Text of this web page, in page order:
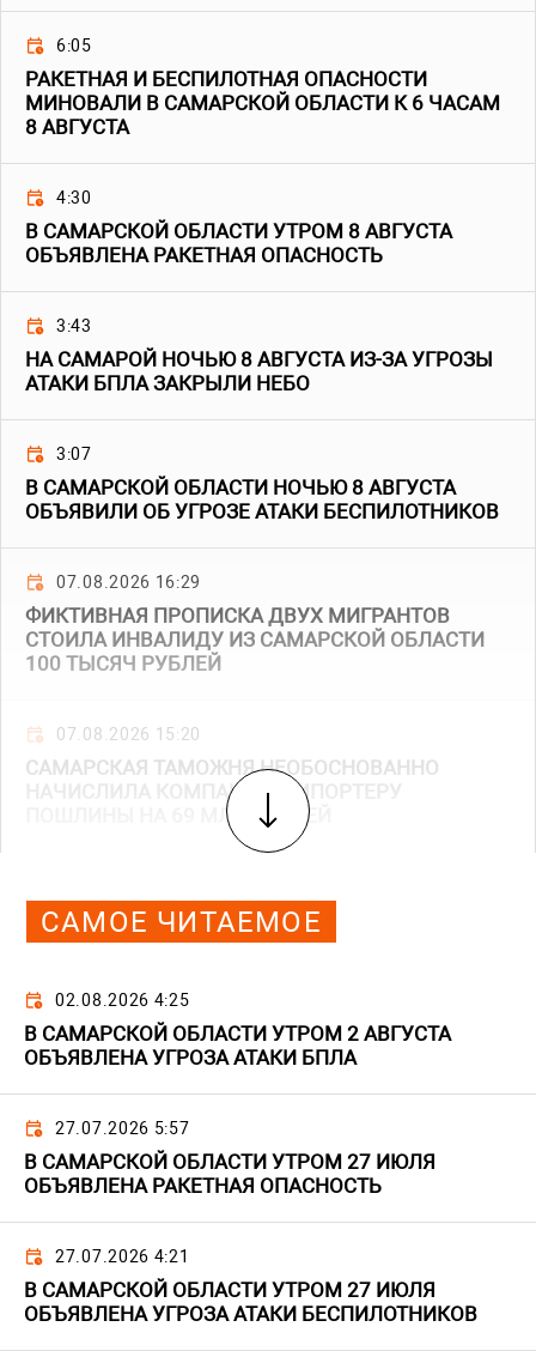
6:05
РАКЕТНАЯ И БЕСПИЛОТНАЯ ОПАСНОСТИ
МИНОВАЛИ В САМАРСКОЙ ОБЛАСТИ К 6 ЧАСАМ
8 АВГУСТА
4:30
В САМАРСКОЙ ОБЛАСТИ УТРОМ 8 АВГУСТА
ОБЪЯВЛЕНА РАКЕТНАЯ ОПАСНОСТЬ
3:43
НА САМАРОЙ НОЧЬЮ 8 АВГУСТА ИЗ-ЗА УГРОЗЫ
АТАКИ БПЛА ЗАКРЫЛИ НЕБО
3:07
В САМАРСКОЙ ОБЛАСТИ НОЧЬЮ 8 АВГУСТА
ОБЪЯВИЛИ ОБ УГРОЗЕ АТАКИ БЕСПИЛОТНИКОВ
07.08.2026 16:29
ФИКТИВНАЯ ПРОПИСКА ДВУХ МИГРАНТОВ
СТОИЛА ИНВАЛИДУ ИЗ САМАРСКОЙ ОБЛАСТИ
100 ТЫСЯЧ РУБЛЕЙ
07.08.2026 15:20
САМАРСКАЯ ТАМОЖНЯ НЕОБОСНОВАННО
НАЧИСЛИЛА КОМПАНИИ-ИМПОРТЕРУ
ПОШЛИНЫ НА 69 МЛН РУБЛЕЙ
САМОЕ ЧИТАЕМОЕ
02.08.2026 4:25
В САМАРСКОЙ ОБЛАСТИ УТРОМ 2 АВГУСТА
ОБЪЯВЛЕНА УГРОЗА АТАКИ БПЛА
27.07.2026 5:57
В САМАРСКОЙ ОБЛАСТИ УТРОМ 27 ИЮЛЯ
ОБЪЯВЛЕНА РАКЕТНАЯ ОПАСНОСТЬ
27.07.2026 4:21
В САМАРСКОЙ ОБЛАСТИ УТРОМ 27 ИЮЛЯ
ОБЪЯВЛЕНА УГРОЗА АТАКИ БЕСПИЛОТНИКОВ